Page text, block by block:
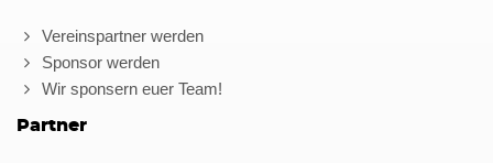
Vereinspartner werden
Sponsor werden
Wir sponsern euer Team!
Partner